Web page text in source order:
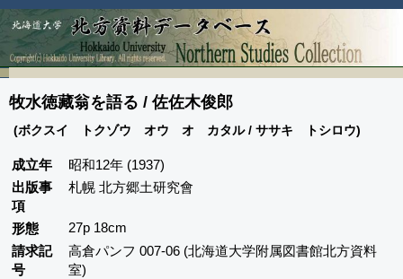
牧水徳藏翁を語る / 佐佐木俊郎
(ボクスイ トクゾウ オウ オ カタル / ササキ トシロウ)
成立年
昭和12年 (1937)
出版事
項
札幌 北方郷土研究會
形態
27p 18cm
請求記
号
高倉パンフ 007-06 (北海道大学附属図書館北方資料
室)